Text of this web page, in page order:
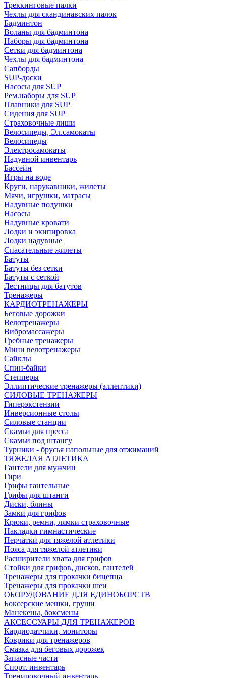
Треккинговые палки
Чехлы для скандинавских палок
Бадминтон
Воланы для бадминтона
Наборы для бадминтона
Сетки для бадминтона
Чехлы для бадминтона
Сапборды
SUP-доски
Насосы для SUP
Рем.наборы для SUP
Плавники для SUP
Сидения для SUP
Страховочные лиши
Велосипеды, Эл.самокаты
Велосипеды
Электросамокаты
Надувной инвентарь
Бассейн
Игры на воде
Круги, нарукавники, жилеты
Мячи, игрушки, матрасы
Надувные подушки
Насосы
Надувные кровати
Лодки и экипировка
Лодки надувные
Спасательные жилеты
Батуты
Батуты без сетки
Батуты с сеткой
Лестницы для батутов
Тренажеры
КАРДИОТРЕНАЖЕРЫ
Беговые дорожки
Велотренажеры
Вибромассажеры
Гребные тренажеры
Мини велотренажеры
Сайклы
Спин-байки
Степперы
Эллиптические тренажеры (эллептики)
СИЛОВЫЕ ТРЕНАЖЕРЫ
Гиперэкстензии
Инверсионные столы
Силовые станции
Скамьи для пресса
Скамьи под штангу
Турники - брусья напольные для отжиманий
ТЯЖЕЛАЯ АТЛЕТИКА
Гантели для мужчин
Гири
Грифы гантельные
Грифы для штанги
Диски, блины
Замки для грифов
Крюки, ремни, лямки страховочные
Накладки гимнастические
Перчатки для тяжелой атлетики
Пояса для тяжелой атлетики
Расширители хвата для грифов
Стойки для грифов, дисков, гантелей
Тренажеры для прокачки бицепца
Тренажеры для прокачки шеи
ОБОРУДОВАНИЕ ДЛЯ ЕДИНОБОРСТВ
Боксерские мешки, груши
Манекены, боксмены
АКСЕССУАРЫ ДЛЯ ТРЕНАЖЕРОВ
Кардиодатчики, мониторы
Коврики для тренажеров
Смазка для беговых дорожек
Запасные части
Спорт. инвентарь
Тренировочный инвентарь